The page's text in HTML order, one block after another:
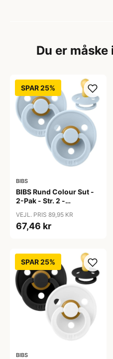
Du er
SPAR 25%
BIBS
BIBS Rund Colour Sut -
2-Pak - Str. 2 -
Blue/Baby Blue
VEJL. PRIS 89,95 KR
67,46 kr
SPAR 25%
BIBS